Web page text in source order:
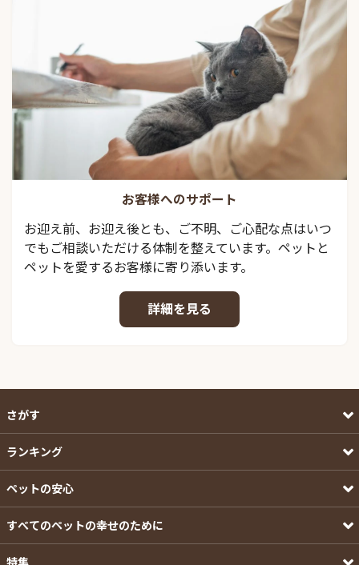
お客様へのサポート
お迎え前、お迎え後とも、ご不明、ご心配な点はいつ
でもご相談いただける体制を整えています。ペットと
ペットを愛するお客様に寄り添います。
詳細を見る
さがす
ランキング
ペットの安心
すべてのペットの幸せのために